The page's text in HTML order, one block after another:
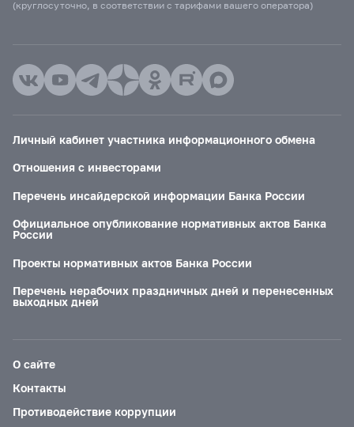
(круглосуточно, в соответствии с тарифами вашего оператора)
Личный кабинет участника информационного обмена
Отношения с инвесторами
Перечень инсайдерской информации Банка России
Официальное опубликование нормативных актов Банка
России
Проекты нормативных актов Банка России
Перечень нерабочих праздничных дней и перенесенных
выходных дней
О сайте
Контакты
Противодействие коррупции